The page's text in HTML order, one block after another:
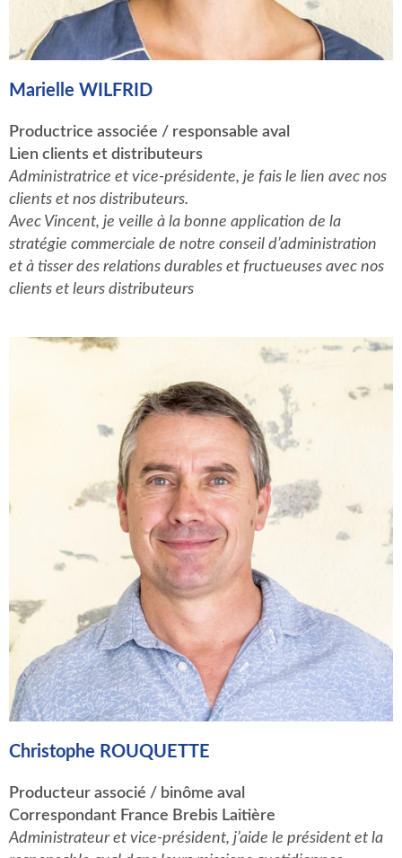
Marielle WILFRID
Productrice associée / responsable aval
Lien clients et distributeurs
Administratrice et vice-présidente, je fais le lien avec nos
clients et nos distributeurs.
Avec Vincent, je veille à la bonne application de la
stratégie commerciale de notre conseil d’administration
et à tisser des relations durables et fructueuses avec nos
clients et leurs distributeurs
Christophe ROUQUETTE
Producteur associé / binôme aval
Correspondant France Brebis Laitière
Administrateur et vice-président, j’aide le président et la